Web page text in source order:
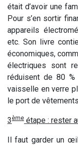
était d’avoir une
Pour s’en sortir
appareils
etc. Son livre
économiques,
électriques sont
réduisent de 80 %
vaisselle en verre
le port de
3 ème étape : rester
Il faut garder un